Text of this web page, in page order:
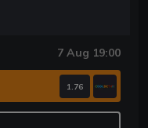
7 Aug 19:00
1.76